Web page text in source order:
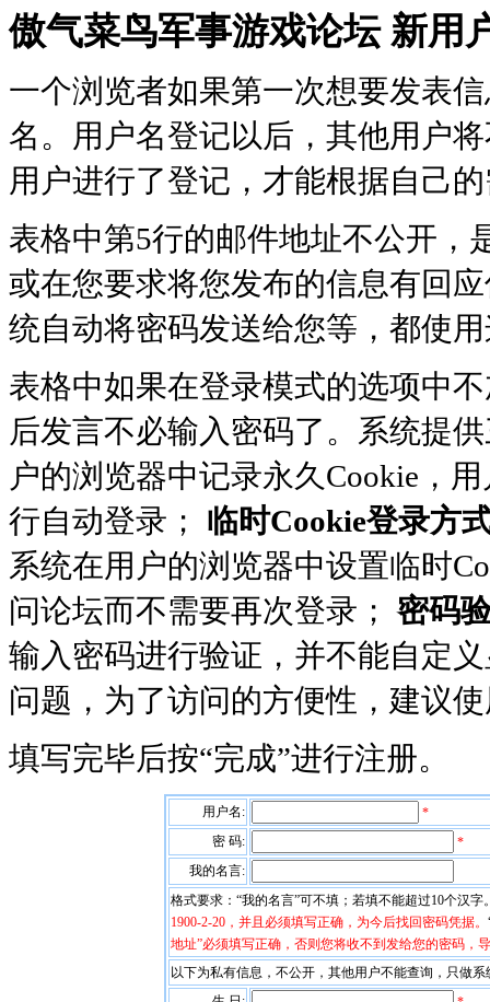
傲气菜鸟军事游戏论坛 新用
一个浏览者如果第一次想要发表
名。用户名登记以后，其他用户
用户进行了登记，才能根据自己
表格中第5行的邮件地址不公开，
或在您要求将您发布的信息有回
统自动将密码发送给您等，都使
表格中如果在登录模式的选项中
后发言不必输入密码了。系统提
户的浏览器中记录永久Cookie，
行自动登录； 临时Cookie登录方
系统在用户的浏览器中设置临时
问论坛而不需要再次登录；密码
输入密码进行验证，并不能自定
问题，为了访问的方便性，建议
填写完毕后按“完成”进行注册。
用户名:
*
密 码:
*
我的名言:
格式要求：“我的名言”可不填；若填不能超过10个汉字
1900-2-20，并且必须填写正确，为今后找回密码凭据。
地址”必须填写正确，否则您将收不到发给您的密码，
以下为私有信息，不公开，其他用户不能查询，只做